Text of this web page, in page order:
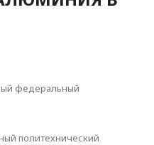
федеральный
политехнический